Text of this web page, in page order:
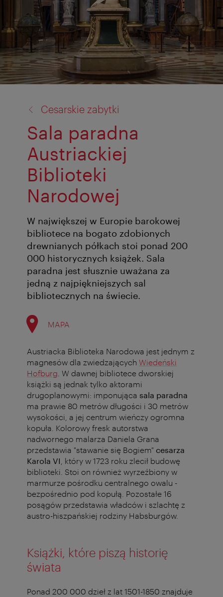
Cesarskie zabytki
Sala paradna
Austriackiej
Biblioteki
Narodowej
W największej w Europie barokowej
bibliotece na bogato zdobionych
drewnianych półkach stoi ponad 200
000 historycznych książek. Sala
paradna jest słusznie uważana za
jedną z najpiękniejszych sal
bibliotecznych na świecie.
MAPA
Austriacka Biblioteka Narodowa jest jednym z
magnesów dla zwiedzających Wiedeński
Hofburg . W dawnej bibliotece dworskiej
książki są jednak tylko aktorami
drugoplanowymi: imponująca sala paradna
ma prawie 80 metrów długości i 30 metrów
wysokości, a jej centrum wieńczy ogromna
kopuła. Kolorowy fresk autorstwa
nadwornego malarza Daniela Grana
przedstawia "stawanie się Bogiem" cesarza
Karola VI , który w 1723 roku zlecił budowę
biblioteki. Stoi on również wyrzeźbiony w
marmurze pośrodku centralnego owalu -
bezpośrednio pod kopułą. Pozostałe 16
posągów przedstawia władców i szlachtę z
austro-hiszpańskiej rodziny Habsburgów.
Książki, które piszą historię
świata
Ponad 200 000 dzieł z lat 1501-1850 znajduje